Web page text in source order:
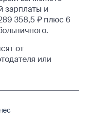
зарплаты и
358,5 ₽ плюс 6
от
или